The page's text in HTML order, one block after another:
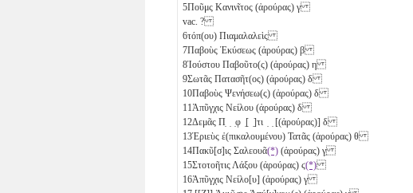
5Ποῦμς Κανινῖτος (ἀρούρας) γ
vac. ?
6τόπ(ου) Πιαμαλαλεὶς
7Παβοὺς Ἑκύσεως (ἀρούρας) β
8Ἰούστου Παβοῦτο(ς) (ἀρούρας) η
9Σωτᾶς Πατασῆτ(ος) (ἀρούρας) δ
10Παβοὺς Ψενήσεω(ς) (ἀρούρας) δ
11 Ἀπῦγχις Νείλου (ἀρούρας) δ
12Δεμᾶς Π̣ ̣ ̣φ ̣[ ̣]τι ̣ ̣ [(ἀρούρας)] δ
13Ἐριεὺς ἐ(πικαλουμένου) Τατᾶς (ἀρούρας) θ
14Πακῦ[σ]ις Σαλεουᾶ(*) (ἀρούρας) γ̣
15Στοτοῆτις Λάξου (ἀρούρας) ϛ(*)
16Ἀπῦγχις Νείλο[υ] (ἀρούρας) γ